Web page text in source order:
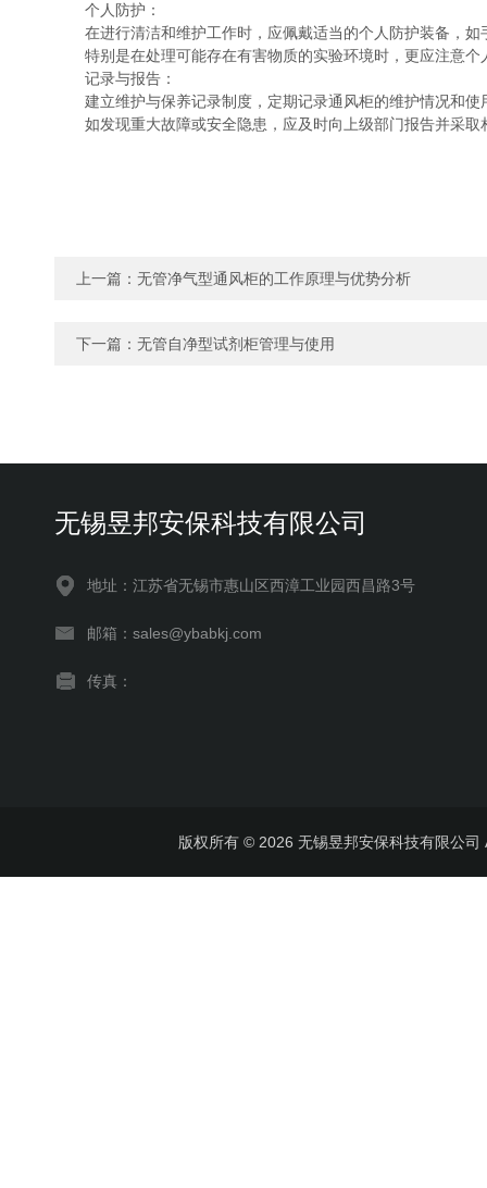
个人防护：
在进行清洁和维护工作时，应佩戴适当的个人防护装备，如
特别是在处理可能存在有害物质的实验环境时，更应注意个
记录与报告：
建立维护与保养记录制度，定期记录通风柜的维护情况和使
如发现重大故障或安全隐患，应及时向上级部门报告并采取
上一篇： 无管净气型通风柜的工作原理与优势分析
下一篇： 无管自净型试剂柜管理与使用
无锡昱邦安保科技有限公司
地址：江苏省无锡市惠山区西漳工业园西昌路3号
邮箱：sales@ybabkj.com
传真：
版权所有 © 2026 无锡昱邦安保科技有限